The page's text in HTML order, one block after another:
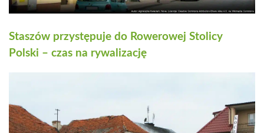
Staszów przystępuje do Rowerowej Stolicy
Polski – czas na rywalizację